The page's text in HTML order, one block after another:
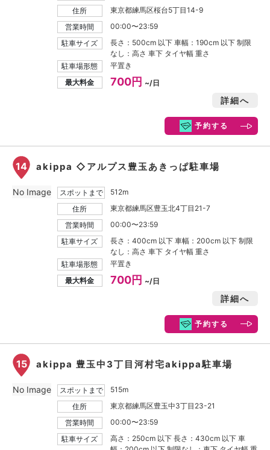
住所
東京都練馬区桜台5丁目14-9
営業時間
00:00〜23:59
駐車サイズ
長さ：500cm 以下 車幅：190cm 以下 制限
なし：高さ 車下 タイヤ幅 重さ
駐車場形態
平置き
最大料金
700円 ~/日
詳細へ
予約する
14 akippa ◇アルプス豊玉あきっぱ駐車場
スポットまで
512m
住所
東京都練馬区豊玉北4丁目21-7
営業時間
00:00〜23:59
駐車サイズ
長さ：400cm 以下 車幅：200cm 以下 制限
なし：高さ 車下 タイヤ幅 重さ
駐車場形態
平置き
最大料金
700円 ~/日
詳細へ
予約する
No Image
15 akippa 豊玉中3丁目河村宅akippa駐車場
スポットまで
515m
住所
東京都練馬区豊玉中3丁目23-21
営業時間
00:00〜23:59
駐車サイズ
高さ：250cm 以下 長さ：430cm 以下 車
No Image